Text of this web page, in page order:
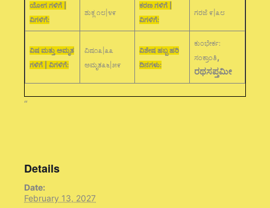
ಯೋಗ ಗಳಿಗೆ |
ವಿಗಳಿಗೆ:
ಶುಕ್ಲ ೧೮|೪೯
ಕರಣ ಗಳಿಗೆ |
ವಿಗಳಿಗೆ:
ಗರಜೆ ೯|೩೮
ವಿಷ ಮತ್ತು ಅಮೃತ
ಗಳಿಗೆ | ವಿಗಳಿಗೆ:
ವಿಷ೧೩|೩೩
ಅಮೃತ೩೬|೫೯
ವಿಶೇಷ ಹಬ್ಬ ಹರಿ
ದಿನಗಳು:
ಕುಂಭೇರ್ಕ:
ಸಂಕ್ರಾಂತಿ,
ರಥಸಪ್ತಮೀ
“
Details
Date:
February 13, 2027